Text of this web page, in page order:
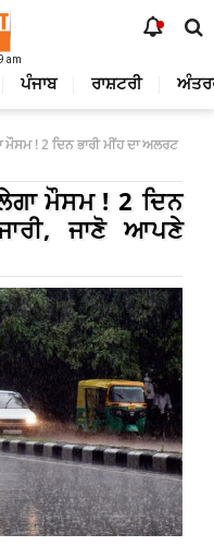
am
ਪੰਜਾਬ ਰਾਸ਼ਟਰੀ
! 2 ਦਿਨ ਭਾਰੀ ਮੀਂਹ ਦਾ ਅਲਰਟ
ਮੌਸਮ ! 2 ਦਿਨ
ਜਾਣੋ ਆਪਣੇ